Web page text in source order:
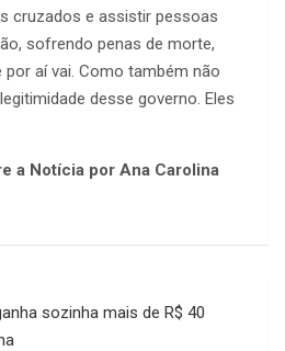
cruzados e assistir pessoas
sofrendo penas de morte,
aí vai. Como também não
desse governo. Eles
a Notícia por Ana Carolina
sozinha mais de R$ 40